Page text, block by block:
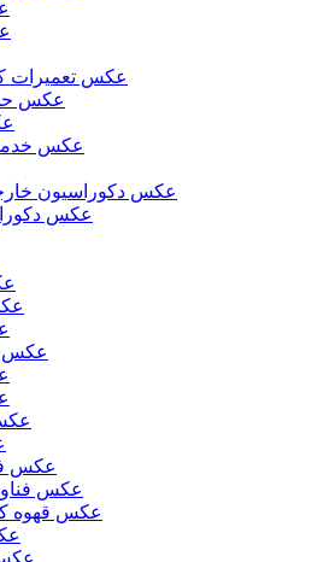
عکس تعمیرات
عکس
عکس
عکس دکوراسیون
عکس
عکس
عکس
عکس
عکس قهوه